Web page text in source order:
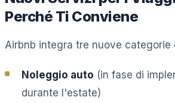
Perché Ti Conviene
Airbnb integra tre nuove categorie
Noleggio auto (in fase di
durante l'estate)